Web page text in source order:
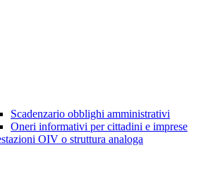
Scadenzario obblighi amministrativi
Oneri informativi per cittadini e imprese
OIV o struttura analoga